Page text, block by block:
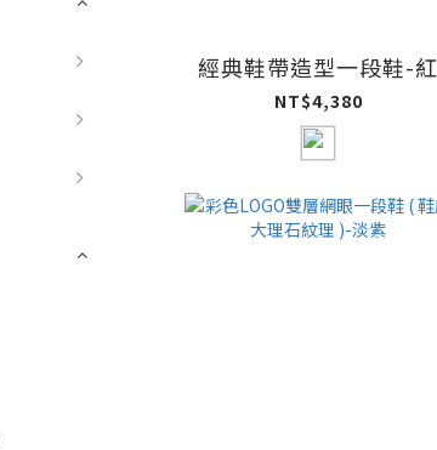
經典鞋帶造型一段鞋-紅
NT$4,380